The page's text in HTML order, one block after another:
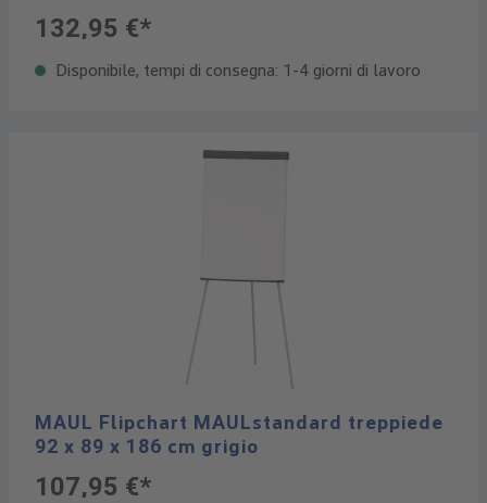
132,95 €*
Disponibile, tempi di consegna: 1-4 giorni di lavoro
MAUL Flipchart MAULstandard treppiede
92 x 89 x 186 cm grigio
107,95 €*